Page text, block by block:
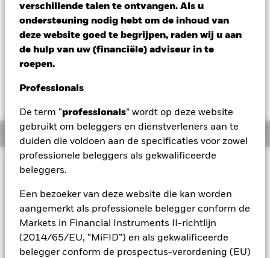
verschillende talen te ontvangen. Als u
ondersteuning nodig hebt om de inhoud van
deze website goed te begrijpen, raden wij u aan
de hulp van uw (financiële) adviseur in te
roepen.
Professionals
De term “professionals” wordt op deze website
gebruikt om beleggers en dienstverleners aan te
duiden die voldoen aan de specificaties voor zowel
professionele beleggers als gekwalificeerde
beleggers.
Een bezoeker van deze website die kan worden
aangemerkt als professionele belegger conform de
Markets in Financial Instruments II-richtlijn
(2014/65/EU, “MiFID”) en als gekwalificeerde
belegger conform de prospectus-verordening (EU)
EUR 11,00
Variatie 52wk: 10,89 - 11,21
EUR 0,02 (0,20%)
Overzicht
Beleggingsdoel
Index Fund (het "Fonds") streeft ernaar om het rendement
van de iBoxx Euro Eurozone AAA Index nauwgezet te volgen,
die is ontworpen om de prestaties van de AAA-
geclassificeerde, in euro's uitgedrukte staatsobligatiemarkt
te weerspiegelen.